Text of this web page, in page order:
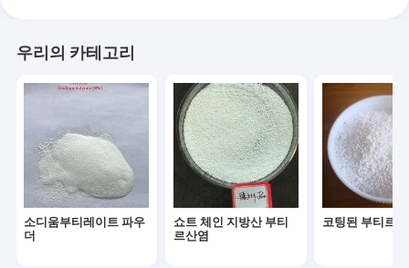
오메가 3 지방산 파우더
트리부티린
우리의 카테고리
소디움부티레이트 파우
더
쇼트 체인 지방산 부티
르산염
코팅된 부티르